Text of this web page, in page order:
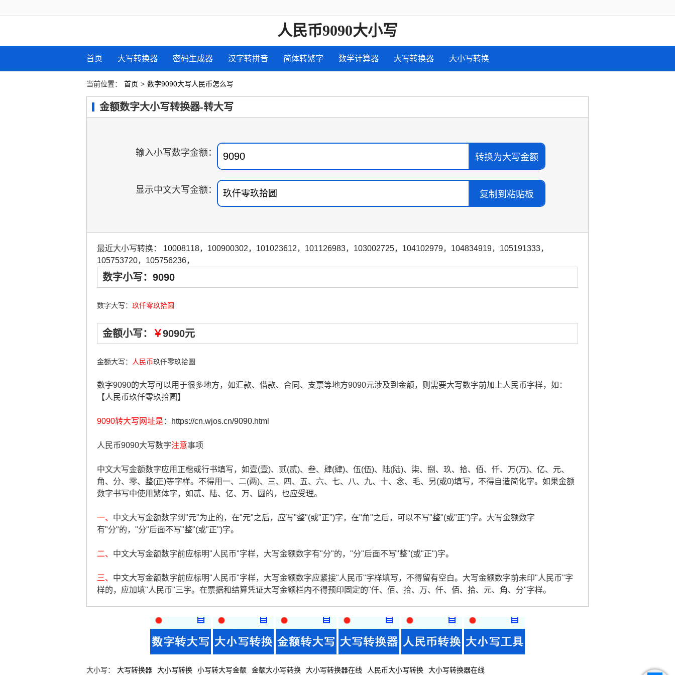
人民币9090大小写
首页 大写转换器 密码生成器 汉字转拼音 简体转繁字 数学计算器 大写转换器 大小写转换
当前位置： 首页 > 数字9090大写人民币怎么写
金额数字大小写转换器-转大写
输入小写数字金额：
显示中文大写金额：
最近大小写转换： 10008118， 100900302， 101023612， 101126983， 103002725， 104102979， 104834919， 105191333，
105753720， 105756236，
数字小写： 9090
数字大写： 玖仟零玖拾圆
金额小写： ￥9090元
金额大写： 人民币玖仟零玖拾圆
数字9090的大写可以用于很多地方，如汇款、借款、合同、支票等地方9090元涉及到金额，则需要大写数字前加上人民币字样，如：
【人民币玖仟零玖拾圆】
9090转大写网址是 ： https://cn.wjos.cn/9090.html
人民币9090大写数字注意事项
中文大写金额数字应用正楷或行书填写，如壹(壹)、贰(贰)、叁、肆(肆)、伍(伍)、陆(陆)、柒、捌、玖、拾、佰、仟、万(万)、亿、元、
角、分、零、整(正)等字样。不得用一、二(两)、三、四、五、六、七、八、九、十、念、毛、另(或0)填写，不得自造简化字。如果金额
数字书写中使用繁体字，如贰、陆、亿、万、圆的，也应受理。
一、 中文大写金额数字到"元"为止的，在"元"之后，应写"整"(或"正")字，在"角"之后，可以不写"整"(或"正")字。大写金额数字
有"分"的，"分"后面不写"整"(或"正")字。
二、 中文大写金额数字前应标明"人民币"字样，大写金额数字有"分"的，"分"后面不写"整"(或"正")字。
三、 中文大写金额数字前应标明"人民币"字样，大写金额数字应紧接"人民币"字样填写，不得留有空白。大写金额数字前未印"人民币"字
样的，应加填"人民币"三字。在票据和结算凭证大写金额栏内不得预印固定的"仟、佰、拾、万、仟、佰、拾、元、角、分"字样。
大小写： 大写转换器 大小写转换 小写转大写金额 金额大小写转换 大小写转换器在线 人民币大小写转换 大小写转换器在线